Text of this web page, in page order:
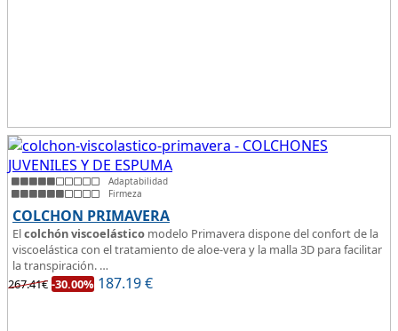
Adaptabilidad
Firmeza
COLCHON PRIMAVERA
Elcolchón viscoelástico modelo Primavera dispone del confort de la
viscoelástica con el tratamiento de aloe-vera y la malla 3D para facilitar
la transpiración.
Según medida del colchón estamos hablando tanto de un colchón
juvenil, como de matrimonio.
267.41€ -30.00% 187.19€